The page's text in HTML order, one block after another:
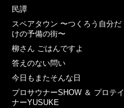
民譚
スペアタウン 〜つくろう自分だ
けの予備の街〜
柳さん ごはんですよ
答えのない問い
今日もまたそんな日
プロサウナーSHOW ＆ プロテイ
ナーYUSUKE